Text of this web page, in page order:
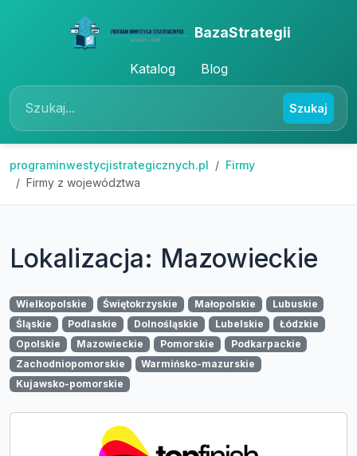
BazaStrategii
Katalog Blog
Szukaj
programinwestycjistrategicznych.pl
Firmy
Firmy z województwa
Lokalizacja: Mazowieckie
Wielkopolskie Świętokrzyskie Małopolskie
Lubuskie
Śląskie
Podlaskie Dolnośląskie Lubelskie
Łódzkie
Opolskie
Mazowieckie Pomorskie
Podkarpackie
Zachodniopomorskie
Warmińsko-mazurskie
Kujawsko-pomorskie